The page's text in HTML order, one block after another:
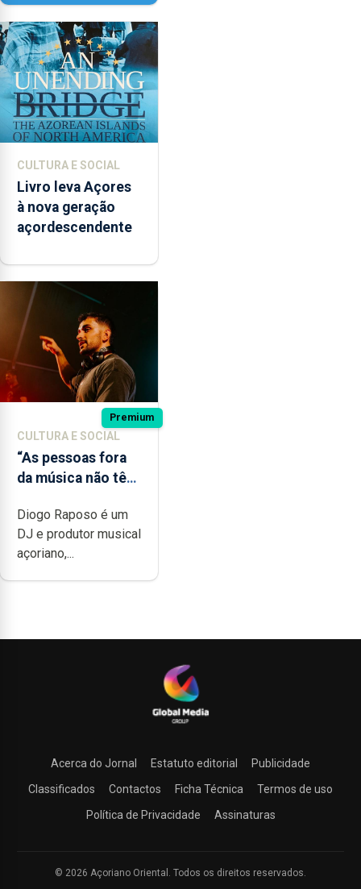
instrumentos
CULTURA E SOCIAL
Livro leva Açores
à nova geração
açordescendente
Premium
CULTURA E SOCIAL
“As pessoas fora
da música não têm
difícil é produzir
uma música”
Diogo Raposo é um
DJ e produtor musical
açoriano,...
Acerca do Jornal Estatuto editorial
Publicidade
Classificados
Contactos Ficha Técnica
Termos de uso
Política de Privacidade
Assinaturas
© 2026 Açoriano Oriental. Todos os direitos reservados.